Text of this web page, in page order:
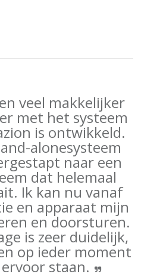
veel makkelijker
met het systeem
is ontwikkeld.
alonesysteem
naar een
dat helemaal
Ik kan nu vanaf
en apparaat mijn
en doorsturen.
is zeer duidelijk,
op ieder moment
staan.